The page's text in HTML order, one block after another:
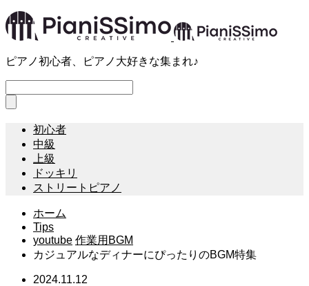
ピアノ初心者、ピアノ大好きな集まれ♪
初心者
中級
上級
ドッキリ
ストリートピアノ
ホーム
Tips
youtube 作業用BGM
カジュアルなディナーにぴったりのBGM特集
2024.11.12